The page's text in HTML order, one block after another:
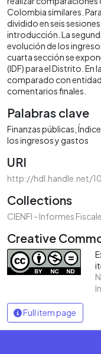
Colombia similares.
dividido en seis
introducción. La
evolución de los
cuarta sección se
(IDF) para el Distrito. En
comparado con
comentarios finales.
Palabras clave
Finanzas públicas
los ingresos y gastos
URI
http://hdl.handle.net/
Collections
CIENFI - Informes
Creative
Full item page